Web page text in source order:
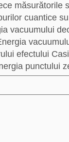
măsurătorile
cuantice
vacuumului
efectului
punctului